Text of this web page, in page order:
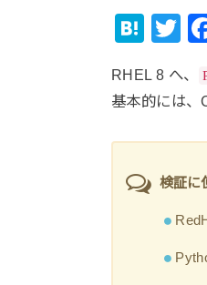
H
e
n
a
T
tt
er
RHEL 8 へ、
基本的には、
検証に